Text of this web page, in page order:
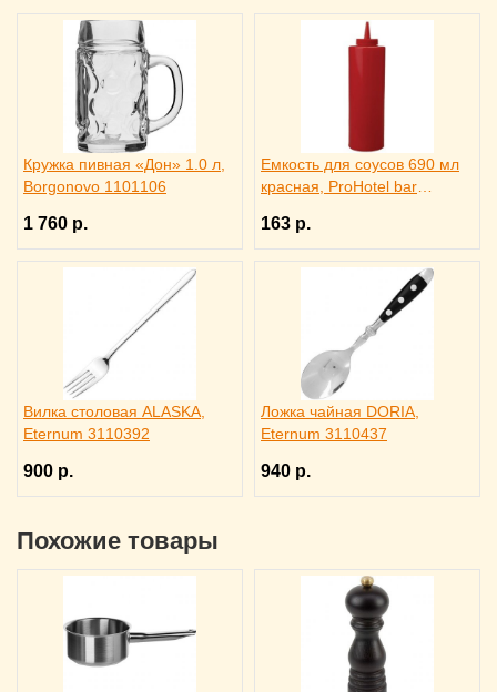
Кружка пивная «Дон» 1.0 л,
Borgonovo 1101106
1 760 р.
Емкость для соусов 690 мл
красная, ProHotel bar
163 р.
Вилка столовая ALASKA,
Eternum 3110392
900 р.
Ложка чайная DORIA,
Eternum 3110437
940 р.
Похожие товары